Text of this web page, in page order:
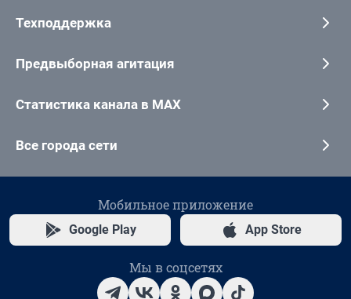
Техподдержка
Предвыборная агитация
Статистика канала в MAX
Все города сети
Мобильное приложение
Google Play App Store
Мы в соцсетях